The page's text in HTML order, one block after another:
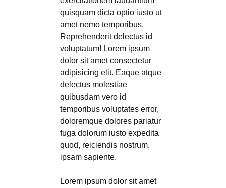
quisquam dicta optio iusto ut
amet nemo temporibus.
Reprehenderit delectus id
voluptatum! Lorem ipsum
dolor sit amet consectetur
adipisicing elit. Eaque atque
delectus molestiae
quibusdam vero id
temporibus voluptates error,
doloremque dolores pariatur
fuga dolorum iusto expedita
quod, reiciendis nostrum,
ipsam sapiente.
Lorem ipsum dolor sit amet